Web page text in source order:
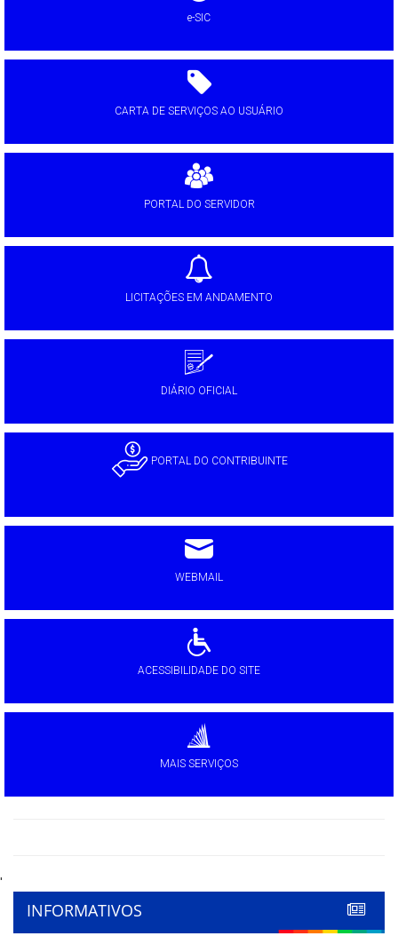
e-SIC
CARTA DE SERVIÇOS AO USUÁRIO
PORTAL DO SERVIDOR
LICITAÇÕES EM ANDAMENTO
DIÁRIO OFICIAL
PORTAL DO CONTRIBUINTE
WEBMAIL
ACESSIBILIDADE DO SITE
MAIS SERVIÇOS
'
INFORMATIVOS